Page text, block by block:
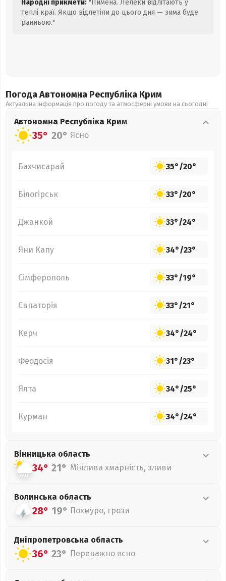
Народні прикмети: "Пимена. Лелеки відлітають у
теплі краї. Якщо відлетіли до цього дня — зима буде
ранньою."
Погода Автономна Республіка Крим
Актуальна інформація про погоду та атмосферні умови на сьогодні
Автономна Республіка Крим
35° 20° Ясно
Бахчисарай 35°/20°
Білогірськ 33°/20°
Джанкой 33°/24°
Яни Капу 34°/23°
Сімферополь 33°/19°
Євпаторія 33°/21°
Керч 34°/24°
Феодосія 31°/23°
Ялта 34°/25°
Курман 34°/24°
Вінницька область
34° 21° Мінлива хмарність, зливи
Волинська область
28° 19° Похмуро, грози
Дніпропетровська область
36° 23° Переважно ясно